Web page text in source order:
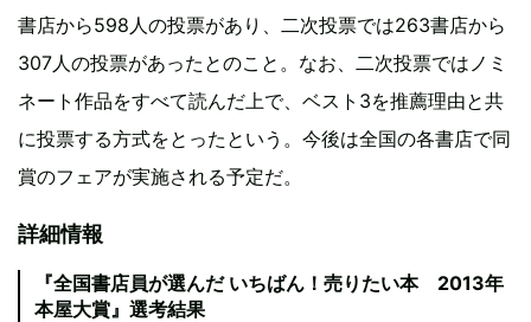
書店から598人の投票があり、二次投票では263書店から
307人の投票があったとのこと。なお、二次投票ではノミ
ネート作品をすべて読んだ上で、ベスト3を推薦理由と共
に投票する方式をとったという。今後は全国の各書店で同
賞のフェアが実施される予定だ。
詳細情報
『全国書店員が選んだ いちばん！売りたい本 2013年
本屋大賞』選考結果